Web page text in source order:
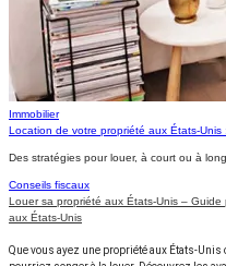
Immobilier
Location de votre propriété aux États-
Des stratégies pour louer, à court ou à
Conseils fiscaux
Louer sa propriété aux États-Unis –
aux États-Unis
Que vous ayez une propriété aux États-